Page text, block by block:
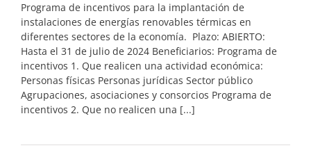
Programa de incentivos para la implantación de
instalaciones de energías renovables térmicas en
diferentes sectores de la economía. Plazo: ABIERTO:
Hasta el 31 de julio de 2024 Beneficiarios: Programa de
incentivos 1. Que realicen una actividad económica:
Personas físicas Personas jurídicas Sector público
Agrupaciones, asociaciones y consorcios Programa de
incentivos 2. Que no realicen una [...]